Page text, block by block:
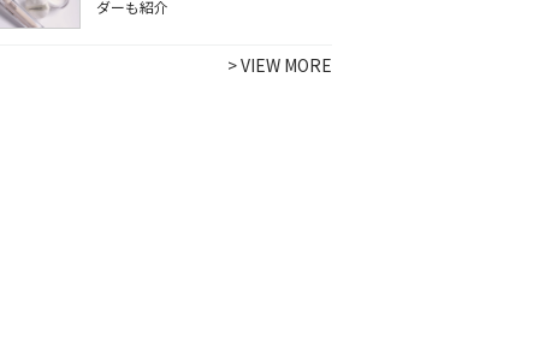
ダーも紹介
>VIEW MORE